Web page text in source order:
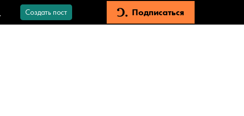
Создать пост Подписаться